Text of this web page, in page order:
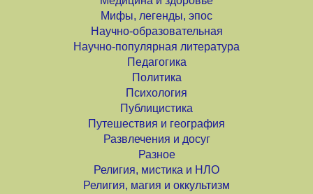
Мифы, легенды, эпос
Научно-образовательная
Научно-популярная литература
Педагогика
Политика
Психология
Публицистика
Путешествия и география
Развлечения и досуг
Разное
Религия, мистика и НЛО
Религия, магия и оккультизм